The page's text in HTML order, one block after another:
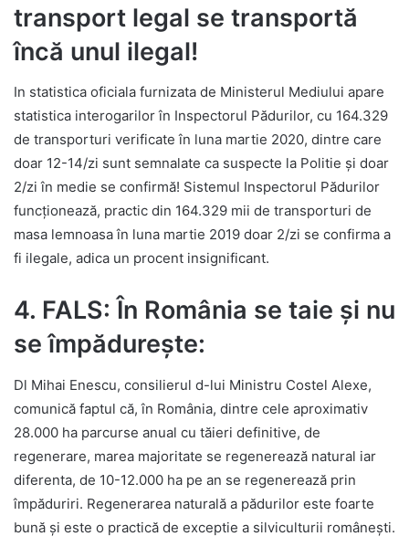
transport legal se transportă
încă unul ilegal!
In statistica oficiala furnizata de Ministerul Mediului apare
statistica interogarilor în Inspectorul Pădurilor, cu 164.329
de transporturi verificate în luna martie 2020, dintre care
doar 12-14/zi sunt semnalate ca suspecte la Politie și doar
2/zi în medie se confirmă! Sistemul Inspectorul Pădurilor
funcționează, practic din 164.329 mii de transporturi de
masa lemnoasa în luna martie 2019 doar 2/zi se confirma a
fi ilegale, adica un procent insignificant.
4. FALS: În România se taie și nu
se împădurește:
Dl Mihai Enescu, consilierul d-lui Ministru Costel Alexe,
comunică faptul că, în România, dintre cele aproximativ
28.000 ha parcurse anual cu tăieri definitive, de
regenerare, marea majoritate se regenerează natural iar
diferenta, de 10-12.000 ha pe an se regenerează prin
împăduriri. Regenerarea naturală a pădurilor este foarte
bună și este o practică de exceptie a silviculturii românești.